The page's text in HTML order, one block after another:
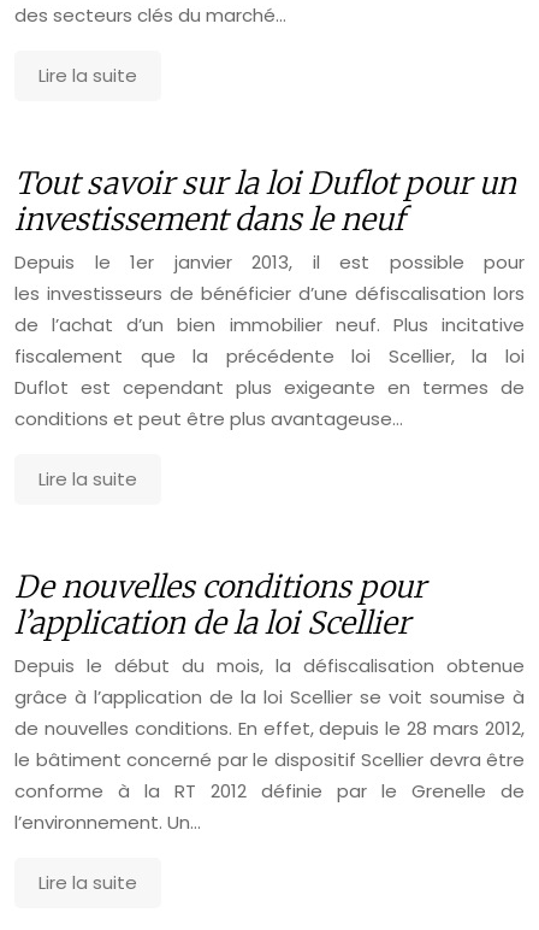
des secteurs clés du marché…
Lire la suite
Tout savoir sur la loi Duflot pour un
investissement dans le neuf
Depuis le 1er janvier 2013, il est possible pour
les investisseurs de bénéficier d’une défiscalisation lors
de l’achat d’un bien immobilier neuf. Plus incitative
fiscalement que la précédente loi Scellier, la loi
Duflot est cependant plus exigeante en termes de
conditions et peut être plus avantageuse…
Lire la suite
De nouvelles conditions pour
l’application de la loi Scellier
Depuis le début du mois, la défiscalisation obtenue
grâce à l’application de la loi Scellier se voit soumise à
de nouvelles conditions. En effet, depuis le 28 mars 2012,
le bâtiment concerné par le dispositif Scellier devra être
conforme à la RT 2012 définie par le Grenelle de
l’environnement. Un…
Lire la suite